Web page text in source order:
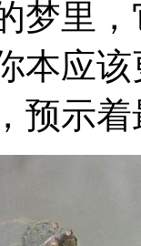
梦里
本应
预示